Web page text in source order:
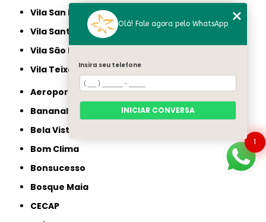
Vila San Martin
Vila Santa Luísa
Vila São Bento
Vila Teixeira
Aeroporto
Bananal
Bela Vista
Bom Clima
Bonsucesso
Bosque Maia
CECAP
1
Olá! Fale agora pelo WhatsApp
Insira seu telefone
INICIAR CONVERSA